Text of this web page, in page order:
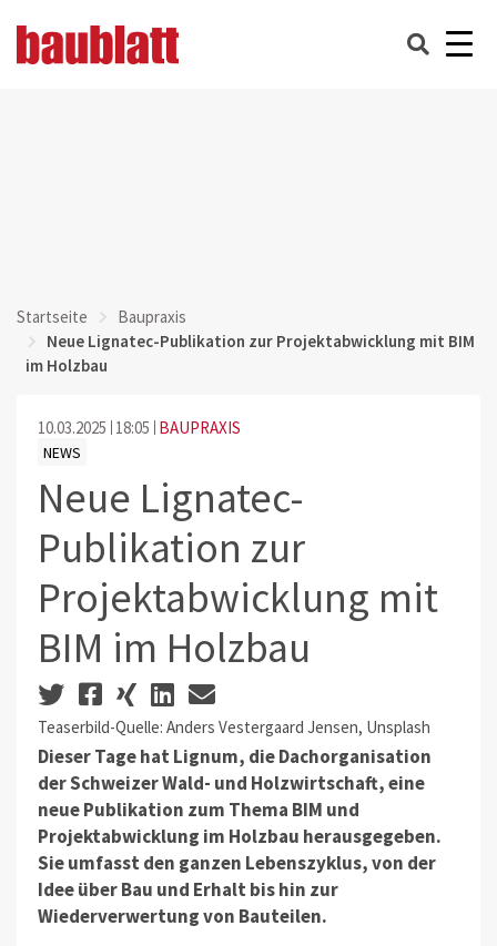
Startseite
Baupraxis
Neue Lignatec-Publikation zur Projektabwicklung mit BIM
im Holzbau
10.03.2025 18:05 BAUPRAXIS
NEWS
Neue Lignatec-
Publikation zur
Projektabwicklung mit
BIM im Holzbau
Teaserbild-Quelle: Anders Vestergaard Jensen, Unsplash
Dieser Tage hat Lignum, die Dachorganisation
der Schweizer Wald- und Holzwirtschaft, eine
neue Publikation zum Thema BIM und
Projektabwicklung im Holzbau herausgegeben.
Sie umfasst den ganzen Lebenszyklus, von der
Idee über Bau und Erhalt bis hin zur
Wiederverwertung von Bauteilen.